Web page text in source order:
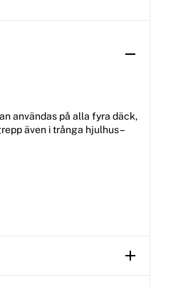
användas på alla fyra däck,
även i trånga hjulhus –